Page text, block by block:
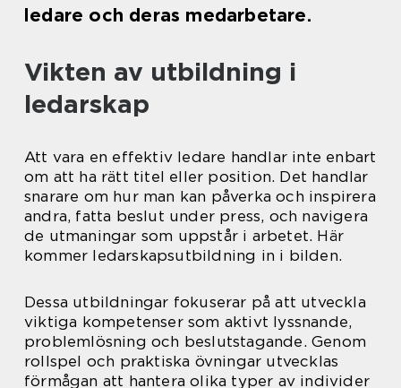
ledare och deras medarbetare.
Vikten av utbildning i
ledarskap
Att vara en effektiv ledare handlar inte enbart
om att ha rätt titel eller position. Det handlar
snarare om hur man kan påverka och inspirera
andra, fatta beslut under press, och navigera
de utmaningar som uppstår i arbetet. Här
kommer ledarskapsutbildning in i bilden.
Dessa utbildningar fokuserar på att utveckla
viktiga kompetenser som aktivt lyssnande,
problemlösning och beslutstagande. Genom
rollspel och praktiska övningar utvecklas
förmågan att hantera olika typer av individer